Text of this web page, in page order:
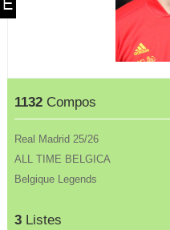
1132 Compos
Real Madrid 25/26
ALL TIME BELGICA
Belgique Legends
3 Listes